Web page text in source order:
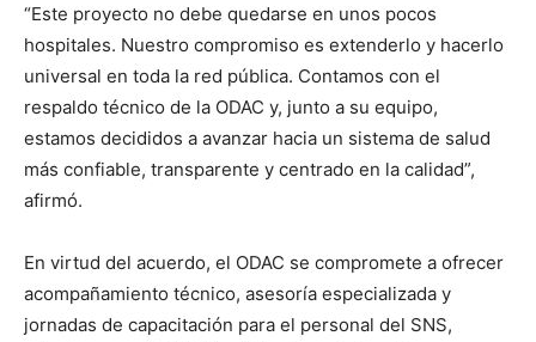
“Este proyecto no debe quedarse en unos pocos
hospitales. Nuestro compromiso es extenderlo y hacerlo
universal en toda la red pública. Contamos con el
respaldo técnico de la ODAC y, junto a su equipo,
estamos decididos a avanzar hacia un sistema de salud
más confiable, transparente y centrado en la calidad”,
afirmó.
En virtud del acuerdo, el ODAC se compromete a ofrecer
acompañamiento técnico, asesoría especializada y
jornadas de capacitación para el personal del SNS,